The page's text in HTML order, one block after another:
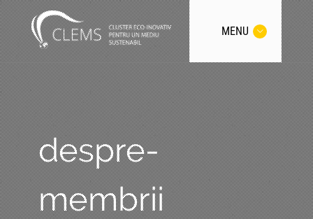
MENU
despre-
membrii